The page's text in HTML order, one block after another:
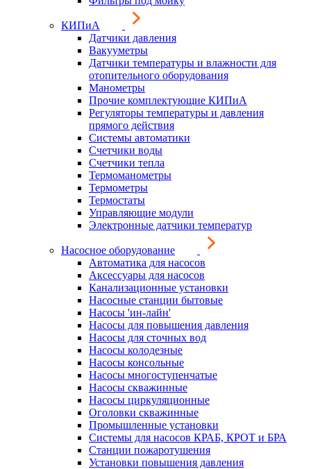
КИПиА
Датчики давления
Вакууметры
Датчики температуры и влажности для
отопительного оборудования
Манометры
Прочие комплектующие КИПиА
Регуляторы температуры и давления
прямого действия
Системы автоматики
Счетчики воды
Счетчики тепла
Термоманометры
Термометры
Термостаты
Управляющие модули
Электронные датчики температур
Насосное оборудование
Автоматика для насосов
Аксессуары для насосов
Канализационные установки
Насосные станции бытовые
Насосы 'ин-лайн'
Насосы для повышения давления
Насосы для сточных вод
Насосы колодезные
Насосы консольные
Насосы многоступенчатые
Насосы скважинные
Насосы циркуляционные
Оголовки скважинные
Промышленные установки
Системы для насосов КРАБ, КРОТ и БРА
Станции пожаротушения
Установки повышения давления